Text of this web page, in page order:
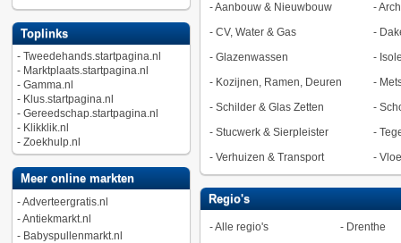
Toplinks
- Tweedehands.startpagina.nl
- Marktplaats.startpagina.nl
- Gamma.nl
- Klus.startpagina.nl
- Gereedschap.startpagina.nl
- Klikklik.nl
- Zoekhulp.nl
Meer online markten
-Adverteergratis.nl
-Antiekmarkt.nl
- Babyspullenmarkt.nl
-Aanbouw & Nieuwbouw -
- CV, Water & Gas -
- Glazenwassen -
- Kozijnen, Ramen, Deuren -
- Schilder & Glas Zetten -
- Stucwerk & Sierpleister -
- Verhuizen & Transport -
Regio's
-Alle regio's - Drenthe